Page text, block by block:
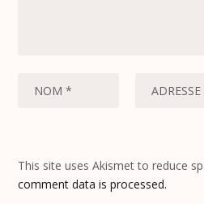
This site uses Akismet to reduce
comment data is processed.